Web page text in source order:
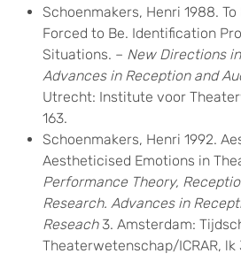
Schoenmakers, Henri 1988.
Forced to Be. Identification
Situations. – New Directions
Advances in Reception and
Utrecht: Institute voor
163.
Schoenmakers, Henri 1992.
Aestheticised Emotions in
Performance Theory,
Research. Advances in
Reseach3. Amsterdam:
Theaterwetenschap/ICRAR, lk